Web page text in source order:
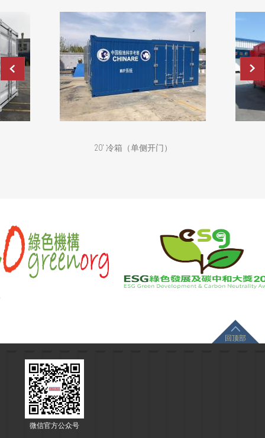
20' 冷箱（单侧开门）
回顶部
微信官方公众号